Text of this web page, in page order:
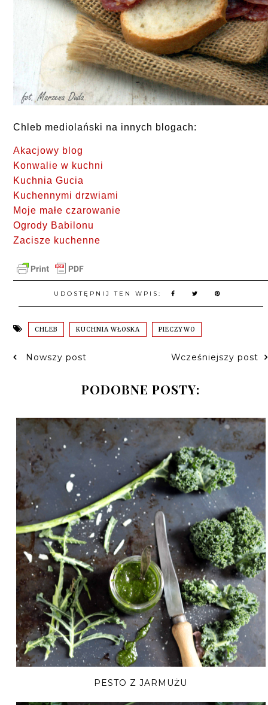
Chleb mediolański na innych blogach:
Akacjowy blog
Konwalie w kuchni
Kuchnia Gucia
Kuchennymi drzwiami
Moje małe czarowanie
Ogrody Babilonu
Zacisze kuchenne
UDOSTĘPNIJ TEN WPIS:
CHLEB KUCHNIA WŁOSKA PIECZYWO
Nowszy post Wcześniejszy post
PODOBNE POSTY:
PESTO Z JARMUŻU